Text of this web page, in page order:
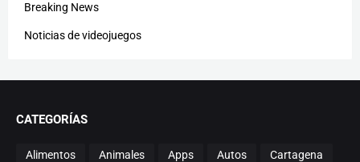
Breaking News
Noticias de videojuegos
CATEGORÍAS
Alimentos Animales Apps Autos Cartagena